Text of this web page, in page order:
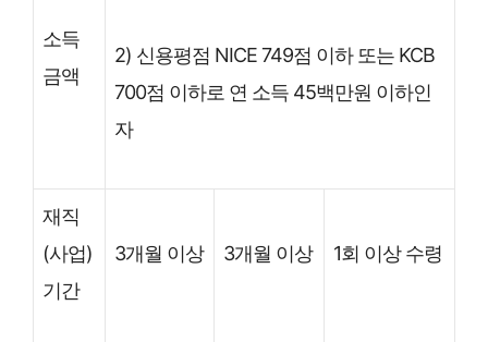
소득
금액
2) 신용평점 NICE 749점 이하 또는 KCB
700점 이하로 연 소득 45백만원 이하인
자
재직
(사업)
기간
3개월 이상 3개월 이상 1회 이상 수령